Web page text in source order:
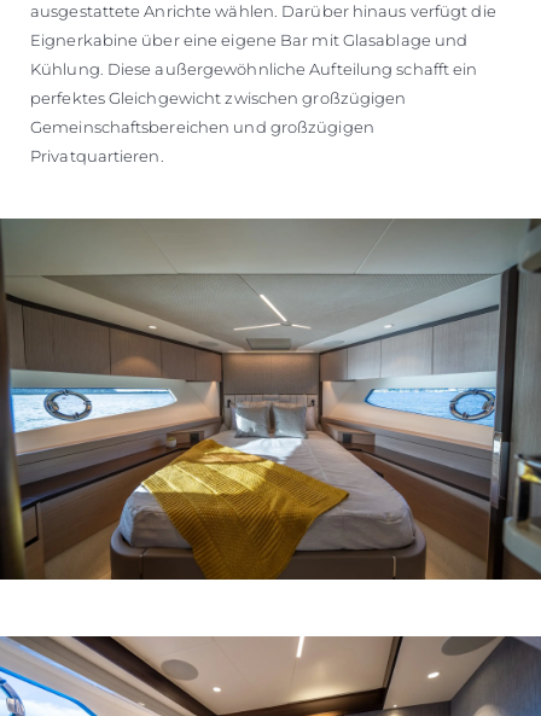
ausgestattete Anrichte wählen. Darüber hinaus verfügt die
Eignerkabine über eine eigene Bar mit Glasablage und
Kühlung. Diese außergewöhnliche Aufteilung schafft ein
perfektes Gleichgewicht zwischen großzügigen
Gemeinschaftsbereichen und großzügigen
Privatquartieren.